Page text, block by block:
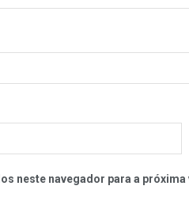
neste navegador para a próxima